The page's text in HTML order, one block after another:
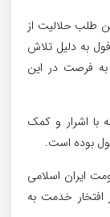
طلب حلالیت از
به دلیل تلاش
به فرصت در این
با اشرار و کمک
بوده است.
ایران اسلامی
خدمت به